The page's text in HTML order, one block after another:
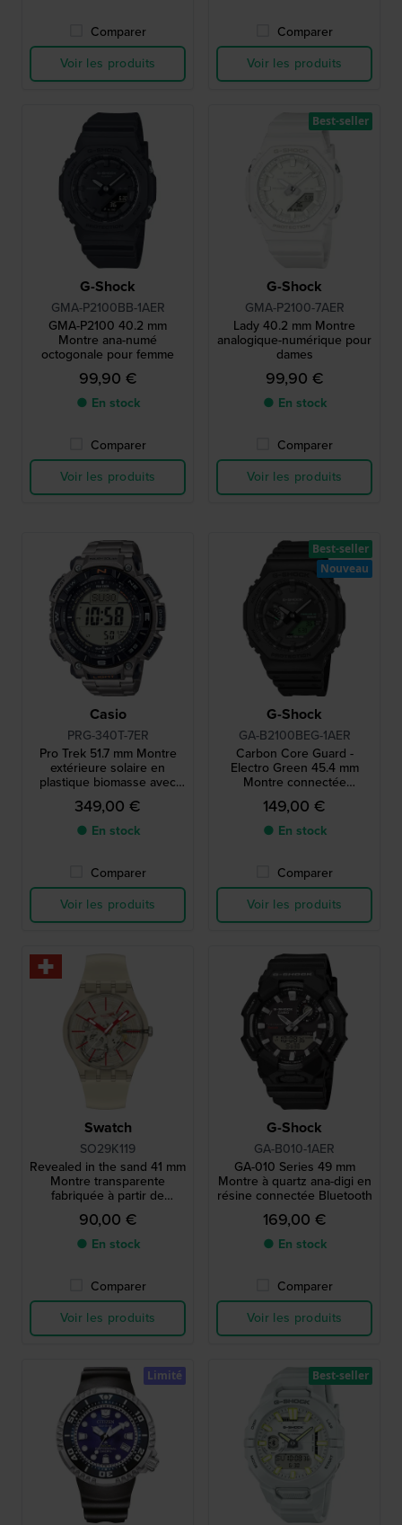
Comparer
Voir les produits
Comparer
Voir les produits
G-Shock
GMA-P2100BB-1AER
GMA-P2100 40.2 mm
Montre ana-numé
octogonale pour femme
99,90 €
● En stock
Comparer
Voir les produits
G-Shock
GMA-P2100-7AER
Lady 40.2 mm Montre
analogique-numérique pour
dames
99,90 €
● En stock
Comparer
Voir les produits
Best-seller
Casio
PRG-340T-7ER
Pro Trek 51.7 mm Montre
extérieure solaire en
plastique biomasse avec
cadran LCD duplex
349,00 €
● En stock
Comparer
Voir les produits
G-Shock
GA-B2100BEG-1AER
Carbon Core Guard -
Electro Green 45.4 mm
Montre connectée
Bluetooth alimentée par
énergie solaire
149,00 €
● En stock
Comparer
Voir les produits
Best-seller
Nouveau
Swatch
SO29K119
Revealed in the sand 41 mm
Montre transparente
fabriquée à partir de
matériaux biosourcés
90,00 €
● En stock
Comparer
Voir les produits
G-Shock
GA-B010-1AER
GA-010 Series 49 mm
Montre à quartz ana-digi en
résine connectée Bluetooth
169,00 €
● En stock
Comparer
Voir les produits
Limité Best-seller